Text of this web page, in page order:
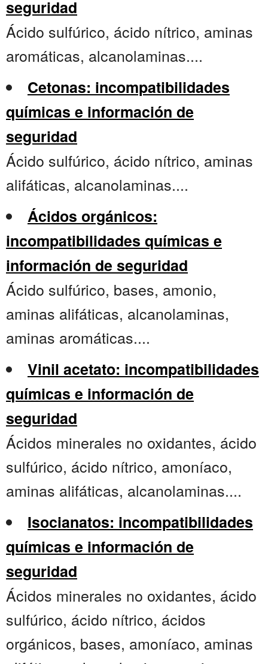
seguridad
Ácido sulfúrico, ácido nítrico, aminas
aromáticas, alcanolaminas....
Cetonas: incompatibilidades
químicas e información de
seguridad
Ácido sulfúrico, ácido nítrico, aminas
alifáticas, alcanolaminas....
Ácidos orgánicos:
incompatibilidades químicas e
información de seguridad
Ácido sulfúrico, bases, amonio,
aminas alifáticas, alcanolaminas,
aminas aromáticas....
Vinil acetato: incompatibilidades
químicas e información de
seguridad
Ácidos minerales no oxidantes, ácido
sulfúrico, ácido nítrico, amoníaco,
aminas alifáticas, alcanolaminas....
Isocianatos: incompatibilidades
químicas e información de
seguridad
Ácidos minerales no oxidantes, ácido
sulfúrico, ácido nítrico, ácidos
orgánicos, bases, amoníaco, aminas